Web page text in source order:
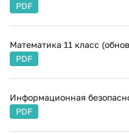
PDF
Математика 11 класс
PDF
Информационная
PDF